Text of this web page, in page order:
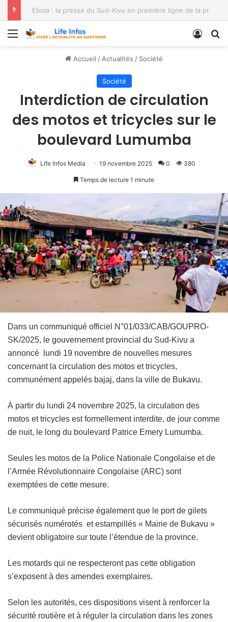
Ebola : la presse du Sud-Kivu en première ligne de la prévention
Menu
Accueil / Actualités / Société
Société
Interdiction de circulation
des motos et tricycles sur le
boulevard Lumumba
Life Infos Media 19 novembre 2025 0 380
Temps de lecture 1 minute
Dans un communiqué officiel N°01/033/CAB/GOUPRO-
SK/2025, le gouvernement provincial du Sud-Kivu a
annoncé lundi 19 novembre de nouvelles mesures
concernant la circulation des motos et tricycles,
communément appelés bajaj, dans la ville de Bukavu.
À partir du lundi 24 novembre 2025, la circulation des
motos et tricycles est formellement interdite, de jour comme
de nuit, le long du boulevard Patrice Emery Lumumba.
Seules les motos de la Police Nationale Congolaise et de
l’Armée Révolutionnaire Congolaise (ARC) sont
exemptées de cette mesure.
Le communiqué précise également que le port de gilets
sécurisés numérotés et estampillés « Mairie de Bukavu »
devient obligatoire sur toute l’étendue de la province.
Les motards qui ne respecteront pas cette obligation
s’exposent à des amendes exemplaires.
Selon les autorités, ces dispositions visent à renforcer la
sécurité routière et à réguler la circulation dans les zones